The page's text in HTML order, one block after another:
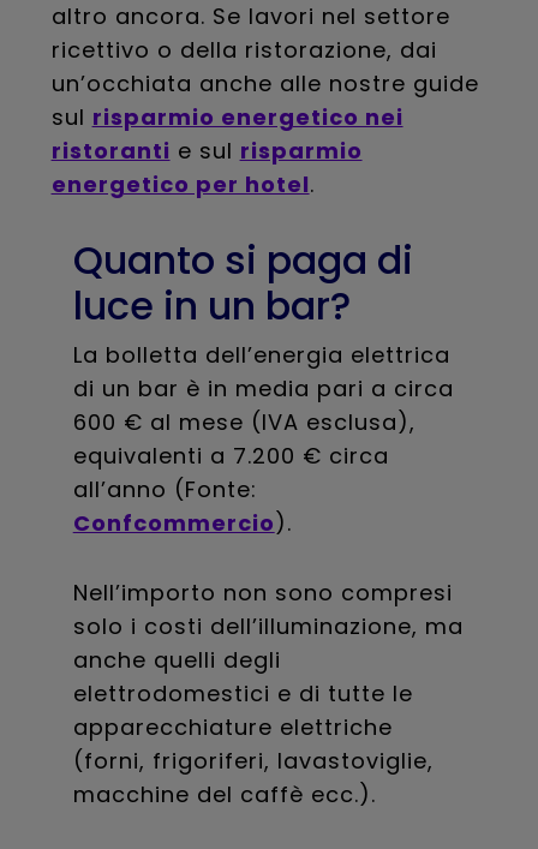
altro ancora. Se lavori nel settore
ricettivo o della ristorazione, dai
un’occhiata anche alle nostre guide
sul risparmio energetico nei
ristoranti e sul risparmio
energetico per hotel.
Quanto si paga di
luce in un bar?
La bolletta dell’energia elettrica
di un bar è in media pari a circa
600 € al mese (IVA esclusa),
equivalenti a 7.200 € circa
all’anno (Fonte:
Confcommercio).
Nell’importo non sono compresi
solo i costi dell’illuminazione, ma
anche quelli degli
elettrodomestici e di tutte le
apparecchiature elettriche
(forni, frigoriferi, lavastoviglie,
macchine del caffè ecc.).